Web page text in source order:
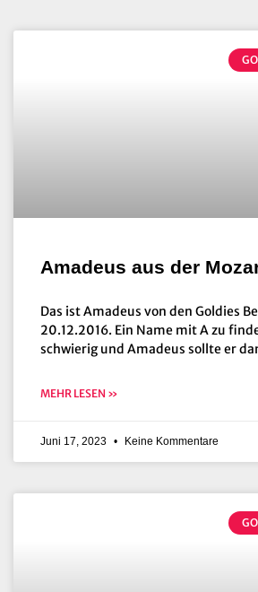
Amadeus aus der
Das ist Amadeus von den Goldies
20.12.2016. Ein Name mit A zu
schwierig und Amadeus sollte er
MEHR LESEN »
Juni 17, 2023 Keine Kommentare